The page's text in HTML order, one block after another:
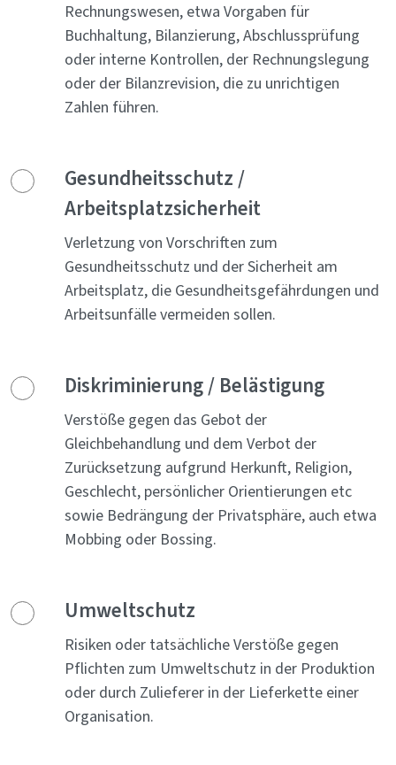
Rechnungswesen, etwa Vorgaben für
Buchhaltung, Bilanzierung, Abschlussprüfung
oder interne Kontrollen, der Rechnungslegung
oder der Bilanzrevision, die zu unrichtigen
Zahlen führen.
Gesundheitsschutz /
Arbeitsplatzsicherheit
Verletzung von Vorschriften zum
Gesundheitsschutz und der Sicherheit am
Arbeitsplatz, die Gesundheitsgefährdungen und
Arbeitsunfälle vermeiden sollen.
Diskriminierung / Belästigung
Verstöße gegen das Gebot der
Gleichbehandlung und dem Verbot der
Zurücksetzung aufgrund Herkunft, Religion,
Geschlecht, persönlicher Orientierungen etc
sowie Bedrängung der Privatsphäre, auch etwa
Mobbing oder Bossing.
Umweltschutz
Risiken oder tatsächliche Verstöße gegen
Pflichten zum Umweltschutz in der Produktion
oder durch Zulieferer in der Lieferkette einer
Organisation.